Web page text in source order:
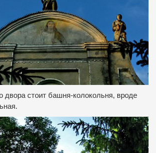
двора стоит башня-колокольня, вроде